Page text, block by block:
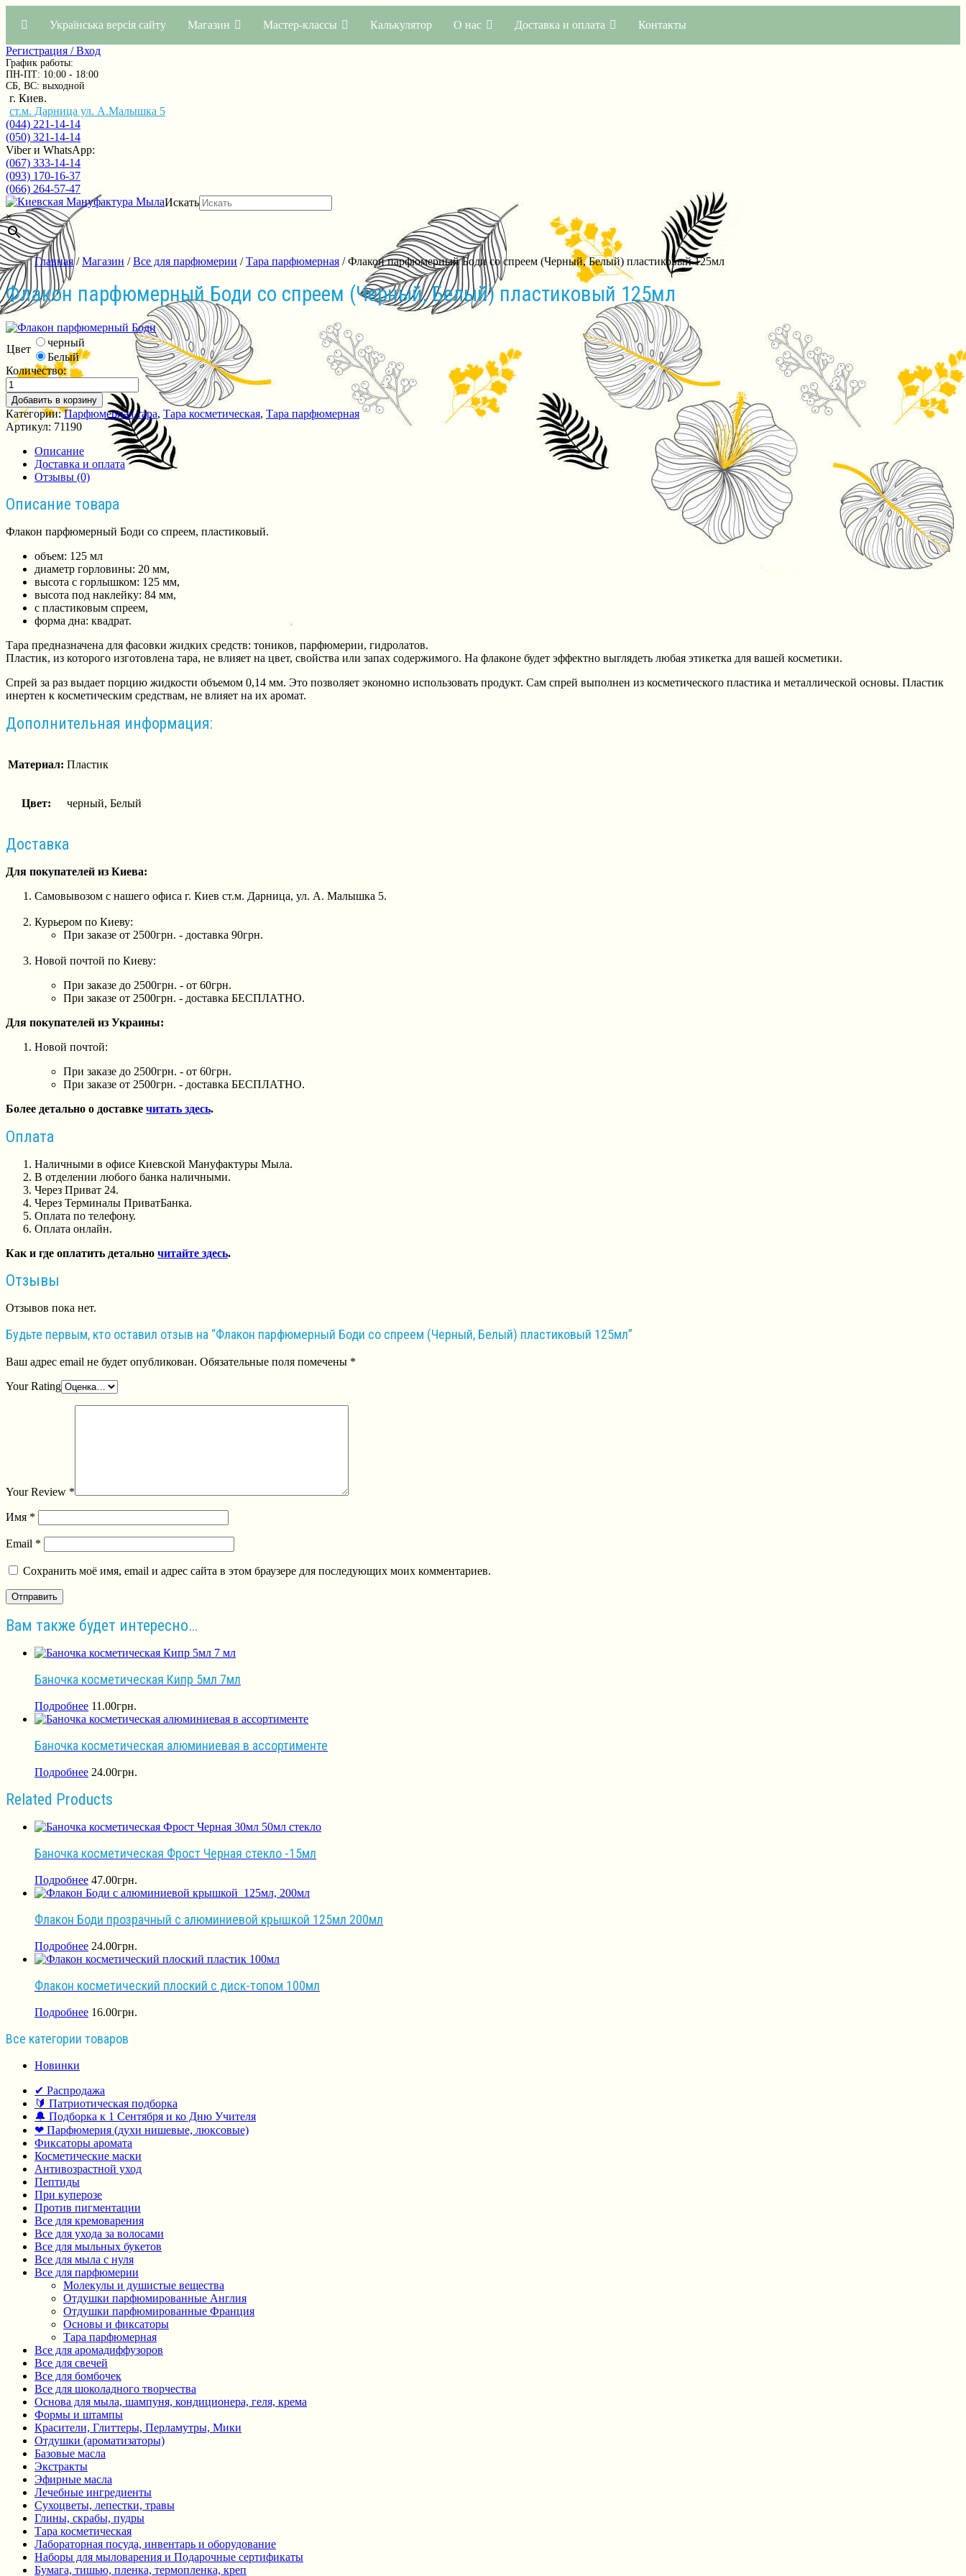
Українська версія сайту Магазин Мастер-классы Калькулятор О нас Доставка и оплата Контакты
Регистрация / Вход
График работы:
ПН-ПТ: 10:00 - 18:00
СБ, ВС: выходной
г. Киев.
ст.м. Дарница ул. А.Малышка 5
(044) 221-14-14
(050) 321-14-14
Viber и WhatsApp:
(067) 333-14-14
(093) 170-16-37
(066) 264-57-47
Искать
×
Главная/Магазин /Все для парфюмерии /Тара парфюмерная / Флакон парфюмерный Боди со спреем (Черный, Белый) пластиковый 125мл
Флакон парфюмерный Боди со спреем (Черный, Белый) пластиковый 125мл
Цвет
черный
Белый
Количество:
Добавить в корзину
Категории:Парфюмерная тара, Тара косметическая, Тара парфюмерная
Артикул: 71190
Описание
Доставка и оплата
Отзывы (0)
Описание товара
Флакон парфюмерный Боди со спреем, пластиковый.
объем: 125 мл
диаметр горловины: 20 мм,
высота с горлышком: 125 мм,
высота под наклейку: 84 мм,
с пластиковым спреем,
форма дна: квадрат.
Тара предназначена для фасовки жидких средств: тоников, парфюмерии, гидролатов.
Пластик, из которого изготовлена тара, не влияет на цвет, свойства или запах содержимого. На флаконе будет эффектно выглядеть любая этикетка для вашей косметики.
Спрей за раз выдает порцию жидкости объемом 0,14 мм. Это позволяет экономно использовать продукт. Сам спрей выполнен из косметического пластика и металлической основы. Пластик
инертен к косметическим средствам, не влияет на их аромат.
Дополнительная информация:
Материал: Пластик
Цвет: черный, Белый
Доставка
Для покупателей из Киева:
Самовывозом с нашего офиса г. Киев ст.м. Дарница, ул. А. Малышка 5.
Курьером по Киеву:
При заказе от 2500грн. - доставка 90грн.
Новой почтой по Киеву:
При заказе до 2500грн. - от 60грн.
При заказе от 2500грн. - доставка БЕСПЛАТНО.
Для покупателей из Украины:
Новой почтой:
При заказе до 2500грн. - от 60грн.
При заказе от 2500грн. - доставка БЕСПЛАТНО.
Более детально о доставке читать здесь.
Оплата
Наличными в офисе Киевской Мануфактуры Мыла.
В отделении любого банка наличными.
Через Приват 24.
Через Терминалы ПриватБанка.
Оплата по телефону.
Оплата онлайн.
Как и где оплатить детально читайте здесь.
Отзывы
Отзывов пока нет.
Будьте первым, кто оставил отзыв на “Флакон парфюмерный Боди со спреем (Черный, Белый) пластиковый 125мл”
Ваш адрес email не будет опубликован. Обязательные поля помечены *
Your Rating
Your Review *
Имя *
Email *
Сохранить моё имя, email и адрес сайта в этом браузере для последующих моих комментариев.
Вам также будет интересно…
Баночка косметическая Кипр 5мл 7мл
Подробнее 11.00грн.
Баночка косметическая алюминиевая в ассортименте
Подробнее 24.00грн.
Related Products
Баночка косметическая Фрост Черная стекло -15мл
Подробнее 47.00грн.
Флакон Боди прозрачный с алюминиевой крышкой 125мл 200мл
Подробнее 24.00грн.
Флакон косметический плоский с диск-топом 100мл
Подробнее 16.00грн.
Все категории товаров
Новинки
✔ Распродажа
🔰 Патриотическая подборка
🔔 Подборка к 1 Сентября и ко Дню Учителя
❤ Парфюмерия (духи нишевые, люксовые)
Фиксаторы аромата
Косметические маски
Антивозрастной уход
Пептиды
При куперозе
Против пигментации
Все для кремоварения
Все для ухода за волосами
Все для мыльных букетов
Все для мыла с нуля
Все для парфюмерии
Молекулы и душистые вещества
Отдушки парфюмированные Англия
Отдушки парфюмированные Франция
Основы и фиксаторы
Тара парфюмерная
Все для аромадиффузоров
Все для свечей
Все для бомбочек
Все для шоколадного творчества
Основа для мыла, шампуня, кондиционера, геля, крема
Формы и штампы
Красители, Глиттеры, Перламутры, Мики
Отдушки (ароматизаторы)
Базовые масла
Экстракты
Эфирные масла
Лечебные ингредиенты
Сухоцветы, лепестки, травы
Глины, скрабы, пудры
Тара косметическая
Лабораторная посуда, инвентарь и оборудование
Наборы для мыловарения и Подарочные сертификаты
Бумага, тишью, пленка, термопленка, креп